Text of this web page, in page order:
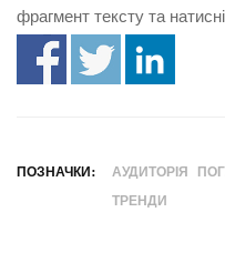
фрагмент тексту та
ПОЗНАЧКИ: АУДИТОРІЯ
ТРЕНДИ